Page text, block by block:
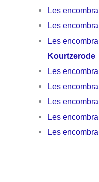
Les
Les
Les
Kourtzerode
Les
Les
Les
Les
Les